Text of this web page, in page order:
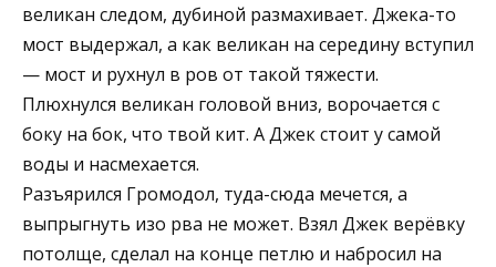
великан следом, дубиной размахивает. Джека-то
мост выдержал, а как великан на середину вступил
— мост и рухнул в ров от такой тяжести.
Плюхнулся великан головой вниз, ворочается с
боку на бок, что твой кит. А Джек стоит у самой
воды и насмехается.
Разъярился Громодол, туда-сюда мечется, а
выпрыгнуть изо рва не может. Взял Джек верёвку
потолще, сделал на конце петлю и набросил на